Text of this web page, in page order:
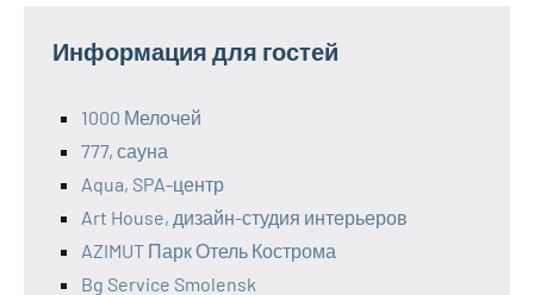
Информация для гостей
1000 Мелочей
777, сауна
Aqua, SPA-центр
Art House, дизайн-студия интерьеров
AZIMUT Парк Отель Кострома
Bg Service Smolensk